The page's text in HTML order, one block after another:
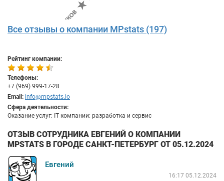
Все отзывы о компании MPstats (197)
Рейтинг компании:
Телефоны:
+7 (969) 999-17-28
Email: info@mpstats.io
Сфера деятельности:
Оказание услуг: IT компании: разработка и сервис
ОТЗЫВ СОТРУДНИКА ЕВГЕНИЙ О КОМПАНИИ
MPSTATS В ГОРОДЕ САНКТ-ПЕТЕРБУРГ ОТ 05.12.2024
Евгений
16:17 05.12.2024